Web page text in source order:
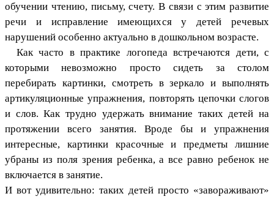
обучении чтению, письму, счету. В связи с этим развитие
речи и исправление имеющихся у детей речевых
нарушений особенно актуально в дошкольном возрасте.
Как часто в практике логопеда встречаются дети, с
которыми невозможно просто сидеть за столом
перебирать картинки, смотреть в зеркало и выполнять
артикуляционные упражнения, повторять цепочки слогов
и слов. Как трудно удержать внимание таких детей на
протяжении всего занятия. Вроде бы и упражнения
интересные, картинки красочные и предметы лишние
убраны из поля зрения ребенка, а все равно ребенок не
включается в занятие.
И вот удивительно: таких детей просто «завораживают»